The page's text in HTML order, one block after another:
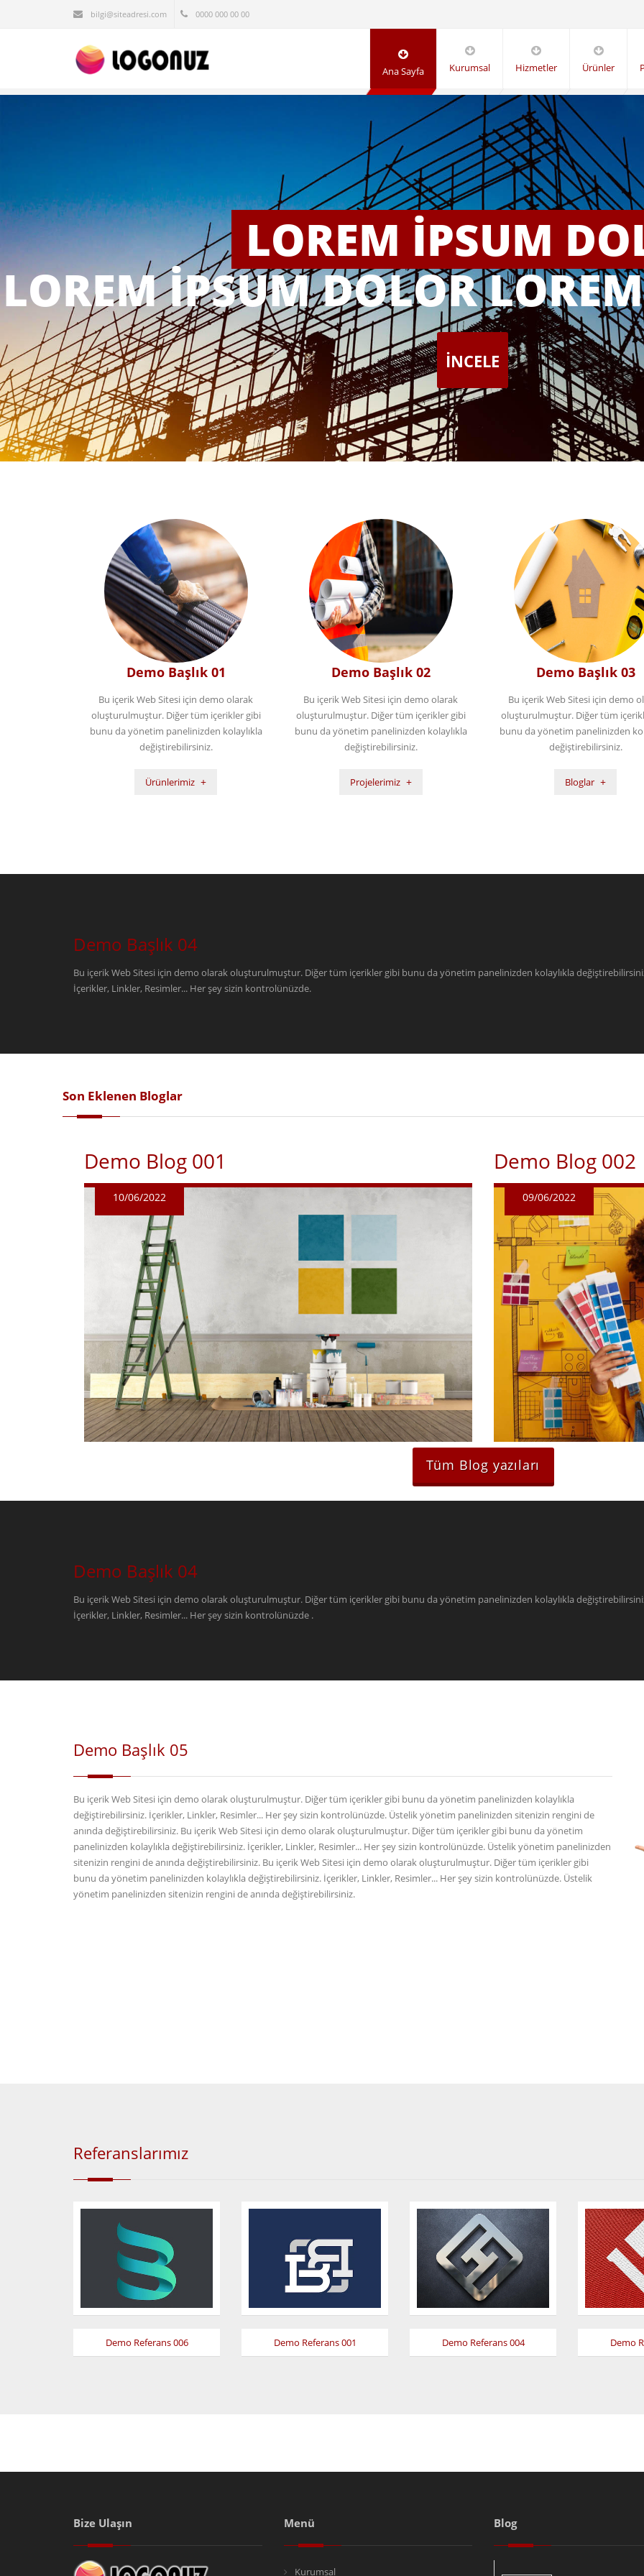
bilgi@siteadresi.com 0000 000 00 00
Ana Sayfa Kurumsal Hizmetler Ürünler
LOREM İPSUM
LOREM İPSUM DOLOR
İNCELE
Demo Başlık 01
Bu içerik Web Sitesi için demo olarak
oluşturulmuştur. Diğer tüm içerikler gibi
bunu da yönetim panelinizden kolaylıkla
değiştirebilirsiniz.
Ürünlerimiz
Demo Başlık 02
Bu içerik Web Sitesi için demo olarak
oluşturulmuştur. Diğer tüm içerikler gibi
bunu da yönetim panelinizden kolaylıkla
değiştirebilirsiniz.
Projelerimiz
Demo Başlık 03
Bu içerik Web Sitesi için demo
oluşturulmuştur. Diğer tüm
bunu da yönetim panelinizden
değiştirebilirsiniz.
Bloglar
Demo Başlık 04
Bu içerik Web Sitesi için demo olarak oluşturulmuştur. Diğer tüm içerikler gibi bunu da yönetim panelinizden kolaylıkla
İçerikler, Linkler, Resimler... Her şey sizin kontrolünüzde.
Son Eklenen Bloglar
Demo Blog 001
10/06/2022
Demo Blog 001
Devamı...
Demo Blog 002
09/06/2022
Tüm Blog yazıları
Demo Başlık 04
Bu içerik Web Sitesi için demo olarak oluşturulmuştur. Diğer tüm içerikler gibi bunu da yönetim panelinizden kolaylıkla
İçerikler, Linkler, Resimler... Her şey sizin kontrolünüzde .
Demo Başlık 05
Bu içerik Web Sitesi için demo olarak oluşturulmuştur. Diğer tüm içerikler gibi bunu da yönetim panelinizden kolaylıkla
değiştirebilirsiniz. İçerikler, Linkler, Resimler... Her şey sizin kontrolünüzde. Üstelik yönetim panelinizden sitenizin rengini de
anında değiştirebilirsiniz. Bu içerik Web Sitesi için demo olarak oluşturulmuştur. Diğer tüm içerikler gibi bunu da yönetim
panelinizden kolaylıkla değiştirebilirsiniz. İçerikler, Linkler, Resimler... Her şey sizin kontrolünüzde. Üstelik yönetim panelinizden
sitenizin rengini de anında değiştirebilirsiniz. Bu içerik Web Sitesi için demo olarak oluşturulmuştur. Diğer tüm içerikler gibi
bunu da yönetim panelinizden kolaylıkla değiştirebilirsiniz. İçerikler, Linkler, Resimler... Her şey sizin kontrolünüzde. Üstelik
yönetim panelinizden sitenizin rengini de anında değiştirebilirsiniz.
Referanslarımız
Demo Referans 006 Demo Referans 001 Demo Referans 004 Demo
Bize Ulaşın Menü
Kurumsal
Blog